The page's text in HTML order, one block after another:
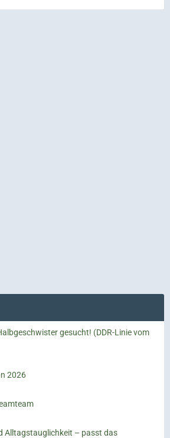
gesucht! (DDR-Linie vom
2026
Alltagstauglichkeit – passt das